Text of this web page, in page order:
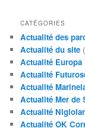
CATÉGORIES
Actualité des
Actualité du site
Actualité
Actualité
Actualité
Actualité Mer de
Actualité
Actualité OK